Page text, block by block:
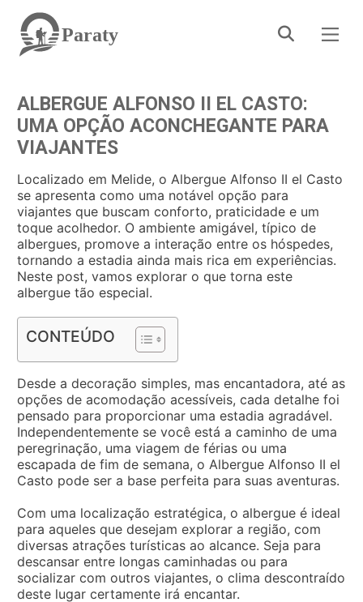
Paraty
ALBERGUE ALFONSO II EL CASTO:
UMA OPÇÃO ACONCHEGANTE PARA
VIAJANTES
Localizado em Melide, o Albergue Alfonso II el Casto
se apresenta como uma notável opção para
viajantes que buscam conforto, praticidade e um
toque acolhedor. O ambiente amigável, típico de
albergues, promove a interação entre os hóspedes,
tornando a estadia ainda mais rica em experiências.
Neste post, vamos explorar o que torna este
albergue tão especial.
CONTEÚDO
Desde a decoração simples, mas encantadora, até as
opções de acomodação acessíveis, cada detalhe foi
pensado para proporcionar uma estadia agradável.
Independentemente se você está a caminho de uma
peregrinação, uma viagem de férias ou uma
escapada de fim de semana, o Albergue Alfonso II el
Casto pode ser a base perfeita para suas aventuras.
Com uma localização estratégica, o albergue é ideal
para aqueles que desejam explorar a região, com
diversas atrações turísticas ao alcance. Seja para
descansar entre longas caminhadas ou para
socializar com outros viajantes, o clima descontraído
deste lugar certamente irá encantar.